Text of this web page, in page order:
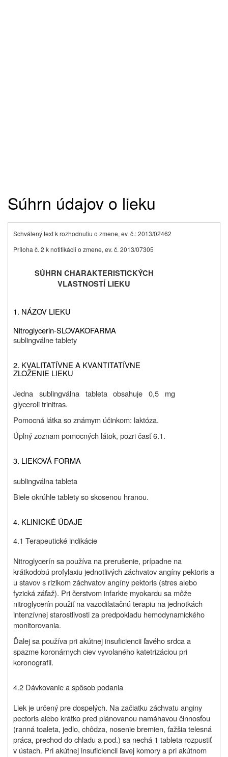
Súhrn údajov o lieku
Schválený text k rozhodnutiu o zmene, ev. č.: 2013/02462
Príloha č. 2 k notifikácii o zmene, ev. č. 2013/07305
SÚHRN CHARAKTERISTICKÝCH
VLASTNOSTÍ LIEKU
1. NÁZOV LIEKU
Nitroglycerin-SLOVAKOFARMA
sublingválne tablety
2. KVALITATÍVNE A KVANTITATÍVNE
ZLOŽENIE LIEKU
Jedna sublingválna tableta obsahuje 0,5 mg
glyceroli trinitras.
Pomocná látka so známym účinkom: laktóza.
Úplný zoznam pomocných látok, pozri časť 6.1.
3. LIEKOVÁ FORMA
sublingválna tableta
Biele okrúhle tablety so skosenou hranou.
4. KLINICKÉ ÚDAJE
4.1 Terapeutické indikácie
Nitroglycerín sa používa na prerušenie, prípadne na
krátkodobú profylaxiu jednotlivých záchvatov angíny pektoris a
u stavov s rizikom záchvatov angíny pektoris (stres alebo
fyzická záťaž). Pri čerstvom infarkte myokardu sa môže
nitroglycerín použiť na vazodilatačnú terapiu na jednotkách
intenzívnej starostlivosti za predpokladu hemodynamického
monitorovania.
Ďalej sa používa pri akútnej insuficiencii ľavého srdca a
spazme koronárnych ciev vyvolaného katetrizáciou pri
koronografii.
4.2 Dávkovanie a spôsob podania
Liek je určený pre dospelých. Na začiatku záchvatu anginy
pectoris alebo krátko pred plánovanou namáhavou činnosťou
(ranná toaleta, jedlo, chôdza, nosenie bremien, ťažšia telesná
práca, prechod do chladu a pod.) sa nechá 1 tableta rozpustiť
v ústach. Pri akútnej insuficiencii ľavej komory a pri akútnom